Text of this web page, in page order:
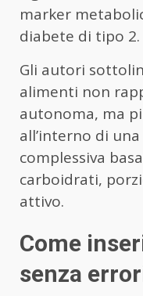
marker
diabete di tipo 2.
Gli autori
alimenti non
autonoma, ma
all’interno di
complessiva
carboidrati,
attivo.
Come
senza